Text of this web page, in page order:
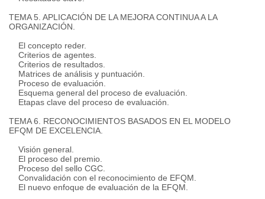
TEMA 5. APLICACIÓN DE LA MEJORA CONTINUA A LA
ORGANIZACIÓN.
El concepto reder.
Criterios de agentes.
Criterios de resultados.
Matrices de análisis y puntuación.
Proceso de evaluación.
Esquema general del proceso de evaluación.
Etapas clave del proceso de evaluación.
TEMA 6. RECONOCIMIENTOS BASADOS EN EL MODELO
EFQM DE EXCELENCIA.
Visión general.
El proceso del premio.
Proceso del sello CGC.
Convalidación con el reconocimiento de EFQM.
El nuevo enfoque de evaluación de la EFQM.